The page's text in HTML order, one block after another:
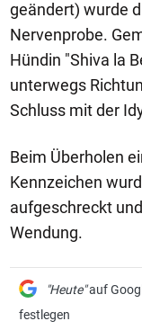
geändert) wurde
Nervenprobe.
Hündin "Shiva la
unterwegs
Schluss mit der
Beim Überholen
Kennzeichen
aufgeschreckt
Wendung.
"Heute"auf
festlegen